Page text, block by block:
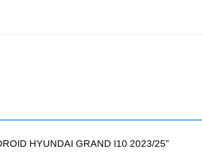
HYUNDAI GRAND I10 2023/25”